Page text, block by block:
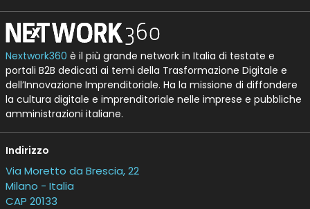
Nextwork360 è il più grande network in Italia di testate e
portali B2B dedicati ai temi della Trasformazione Digitale e
dell’Innovazione Imprenditoriale. Ha la missione di diffondere
la cultura digitale e imprenditoriale nelle imprese e pubbliche
amministrazioni italiane.
Indirizzo
Via Moretto da Brescia, 22
Milano - Italia
CAP 20133